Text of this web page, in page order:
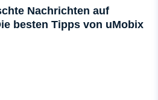
Nachrichten auf
besten Tipps von uMobix
aus dem Android-
wiederherstellen